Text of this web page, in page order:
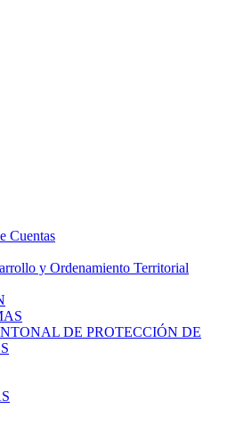
Cuentas
y Ordenamiento Territorial
DE PROTECCIÓN DE